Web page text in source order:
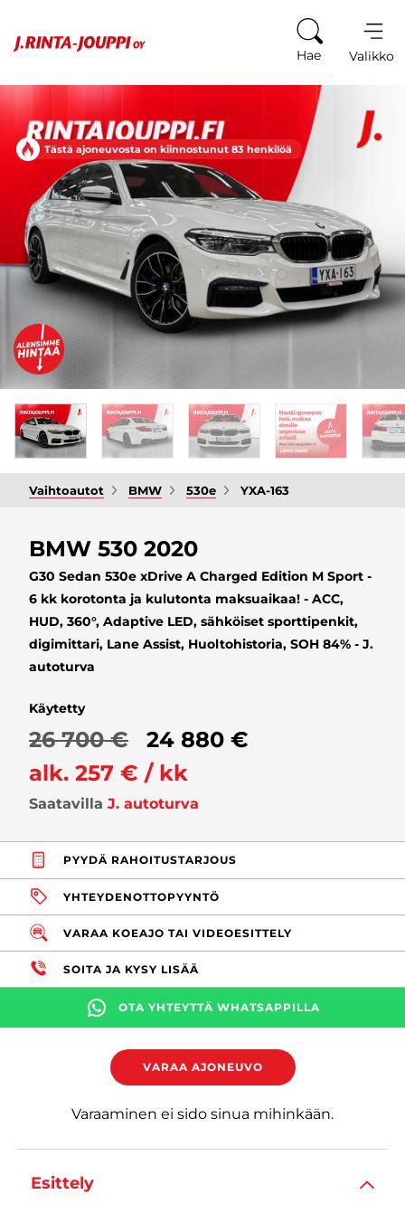
Hae Valikko
Tästä ajoneuvosta on kiinnostunut 83 henkilöä
Vaihtoautot BMW 530e YXA-163
BMW 530 2020
G30 Sedan 530e xDrive A Charged Edition M Sport -
6 kk korotonta ja kulutonta maksuaikaa! - ACC,
HUD, 360°, Adaptive LED, sähköiset sporttipenkit,
digimittari, Lane Assist, Huoltohistoria, SOH 84% - J.
autoturva
Käytetty
26 700 €
24 880 €
alk. 257 € / kk
Saatavilla J. autoturva
PYYDÄ RAHOITUSTARJOUS
YHTEYDENOTTOPYYNTÖ
VARAA KOEAJO TAI VIDEOESITTELY
SOITA JA KYSY LISÄÄ
OTA YHTEYTTÄ WHATSAPPILLA
VARAA AJONEUVO
Varaaminen ei sido sinua mihinkään.
Esittely